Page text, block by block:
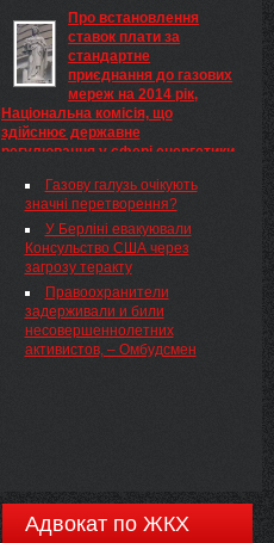
свої заощадження. Про це віце-
премєр-міністр ...
Про встановлення
ставок плати за
стандартне
приєднання до газових
мереж на 2014 рік,
Національна комісія, що
здійснює державне
регулювання у сфері енергетики
Міністерстві юстиції України
13 грудня 2013 р. за №
2105/24637 Про встановлення
ставок плати за стандартне
приєднання до газових мереж
на 2014 рік
Газову галузь очікують
значні перетворення?
У Берліні евакуювали
Консульство США через
загрозу теракту
Правоохранители
задерживали и били
несовершеннолетних
активистов, – Омбудсмен
Адвокат по ЖКХ